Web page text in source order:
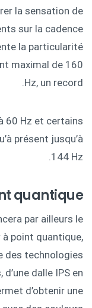
la sensation de
sur la cadence
la particularité
maximal de 160
Hz, un record.
60 Hz et certains
présent jusqu’à
144 Hz.
quantique
par ailleurs le
à point quantique,
des technologies
dalle IPS en
d’obtenir une